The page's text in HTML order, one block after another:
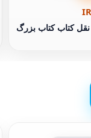
کتاب کتاب بزرگ